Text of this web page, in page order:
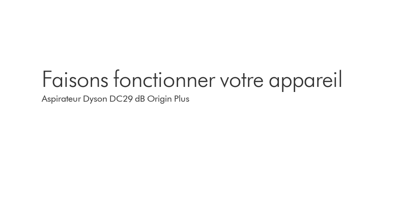
Faisons fonctionner votre appareil
Aspirateur Dyson DC29 dB Origin Plus